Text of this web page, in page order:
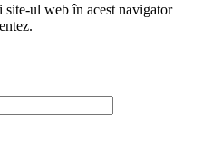
site-ul web în acest navigator